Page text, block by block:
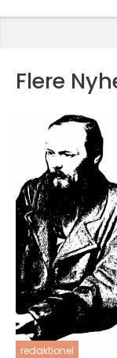
Flere
redaktionel